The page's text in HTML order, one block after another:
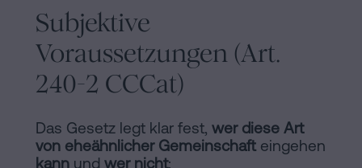
Subjektive
Voraussetzungen (Art.
240-2 CCCat)
Das Gesetz legt klar fest, wer diese Art
von eheähnlicher Gemeinschaft eingehen
kann und wer nicht: